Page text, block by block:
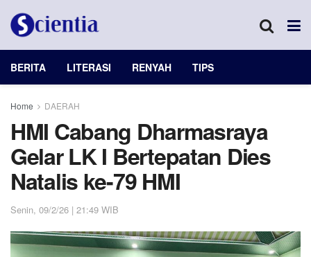
BERITA LITERASI RENYAH TIPS
Home DAERAH
HMI Cabang Dharmasraya
Gelar LK I Bertepatan Dies
Natalis ke-79 HMI
Senin, 09/2/26 | 21:49 WIB